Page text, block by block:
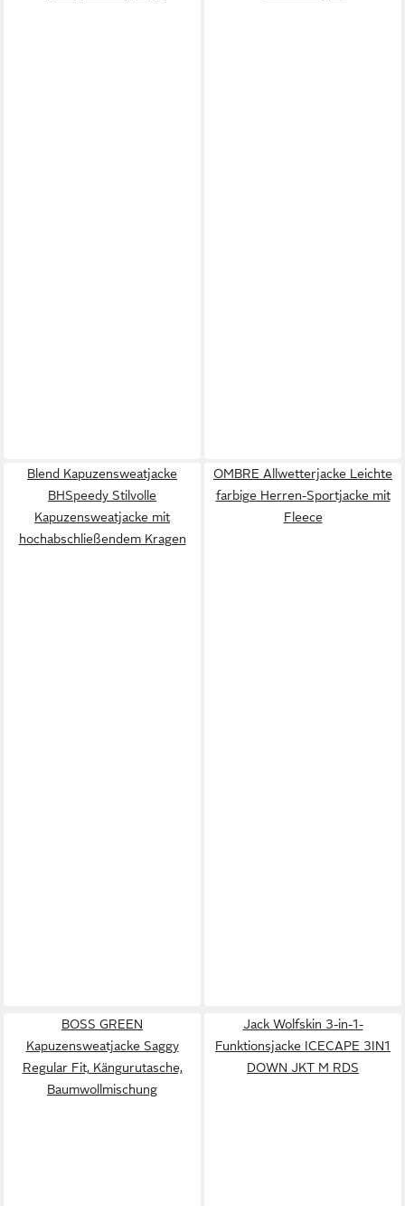
Blend Kapuzensweatjacke
BHSpeedy Stilvolle
Kapuzensweatjacke mit
hochabschließendem Kragen
OMBRE Allwetterjacke Leichte
farbige Herren-Sportjacke mit
Fleece
BOSS GREEN
Kapuzensweatjacke Saggy
Regular Fit, Kängurutasche,
Baumwollmischung
Jack Wolfskin 3-in-1-
Funktionsjacke ICECAPE 3IN1
DOWN JKT M RDS